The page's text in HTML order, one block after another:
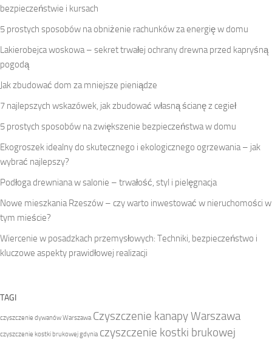
bezpieczeństwie i kursach
5 prostych sposobów na obniżenie rachunków za energię w domu
Lakierobejca woskowa – sekret trwałej ochrany drewna przed kapryśną
pogodą
Jak zbudować dom za mniejsze pieniądze
7 najlepszych wskazówek, jak zbudować własną ścianę z cegieł
5 prostych sposobów na zwiększenie bezpieczeństwa w domu
Ekogroszek idealny do skutecznego i ekologicznego ogrzewania – jak
wybrać najlepszy?
Podłoga drewniana w salonie – trwałość, styl i pielęgnacja
Nowe mieszkania Rzeszów – czy warto inwestować w nieruchomości w
tym mieście?
Wiercenie w posadzkach przemysłowych: Techniki, bezpieczeństwo i
kluczowe aspekty prawidłowej realizacji
TAGI
czyszczenie dywanów Warszawa Czyszczenie kanapy Warszawa
czyszczenie kostki brukowej gdynia czyszczenie kostki brukowej